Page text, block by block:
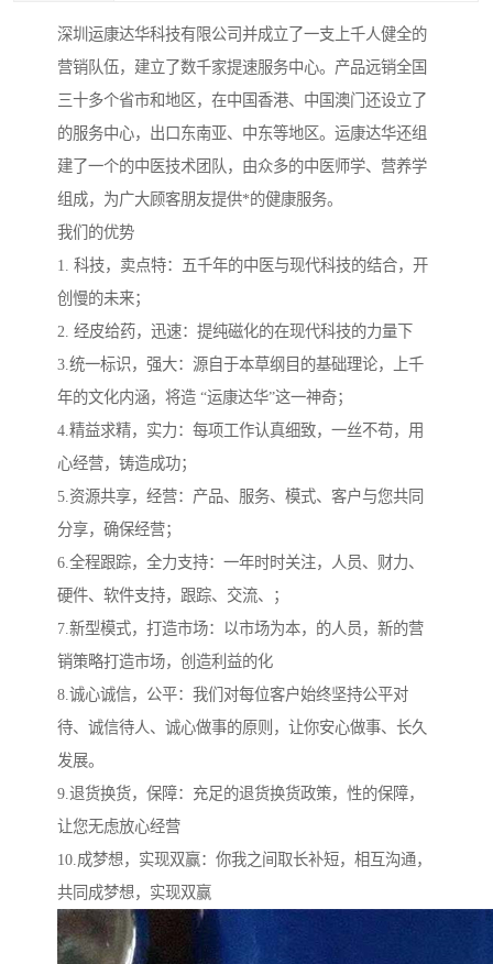
深圳运康达华科技有限公司并成立了一支上千人健全的
营销队伍，建立了数千家提速服务中心。产品远销全国
三十多个省市和地区，在中国香港、中国澳门还设立了
的服务中心，出口东南亚、中东等地区。运康达华还组
建了一个的中医技术团队，由众多的中医师学、营养学
组成，为广大顾客朋友提供*的健康服务。
我们的优势
1. 科技，卖点特：五千年的中医与现代科技的结合，开
创慢的未来；
2. 经皮给药，迅速：提纯磁化的在现代科技的力量下
3.统一标识，强大：源自于本草纲目的基础理论，上千
年的文化内涵，将造 “运康达华”这一神奇；
4.精益求精，实力：每项工作认真细致，一丝不苟，用
心经营，铸造成功；
5.资源共享，经营：产品、服务、模式、客户与您共同
分享，确保经营；
6.全程跟踪，全力支持：一年时时关注，人员、财力、
硬件、软件支持，跟踪、交流、；
7.新型模式，打造市场：以市场为本，的人员，新的营
销策略打造市场，创造利益的化
8.诚心诚信，公平：我们对每位客户始终坚持公平对
待、诚信待人、诚心做事的原则，让你安心做事、长久
发展。
9.退货换货，保障：充足的退货换货政策，性的保障，
让您无虑放心经营
10.成梦想，实现双赢：你我之间取长补短，相互沟通，
共同成梦想，实现双赢